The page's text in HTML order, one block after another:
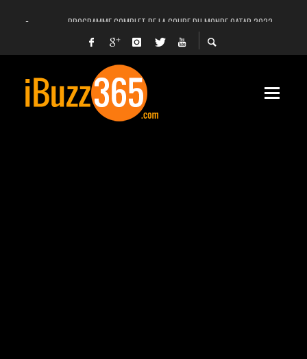
PROGRAMME COMPLET DE LA COUPE DU MONDE QATAR 2022
FACEBOOK, INSTAGRAM ET WHATSAPP HORS SERVICE! EST-CE UNE CYBER-
UNE VIDÉO 4K MONTRE LA PLANÈTE MARS EN ULTRA-HAUTE DÉFINITION
LANCEMENT DU PREMIER VOL HABITÉ DE SPACEX
DÉCÈS DE L’EX-PRÉSIDENT ZINE EL ABIDINE BEN ALI, SERA-T-IL ENTERRÉ EN